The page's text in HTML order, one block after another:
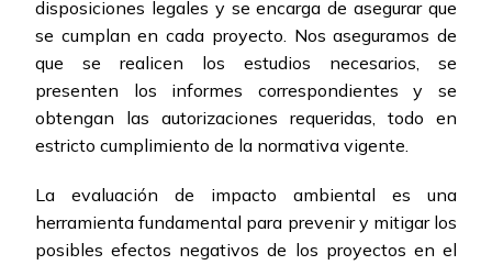
disposiciones legales y se encarga de asegurar que
se cumplan en cada proyecto. Nos aseguramos de
que se realicen los estudios necesarios, se
presenten los informes correspondientes y se
obtengan las autorizaciones requeridas, todo en
estricto cumplimiento de la normativa vigente.
La evaluación de impacto ambiental es una
herramienta fundamental para prevenir y mitigar los
posibles efectos negativos de los proyectos en el